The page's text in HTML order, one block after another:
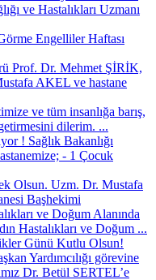
ve Hastalıkları Uzmanı
Engelliler Haftası
Prof. Dr. Mehmet ŞİRİK,
AKEL ve hastane
ve tüm insanlığa barış,
dilerim. ...
! Sağlık Bakanlığı
- 1 Çocuk
Olsun. Uzm. Dr. Mustafa
Başhekimi
ve Doğum Alanında
Hastalıkları ve Doğum ...
Günü Kutlu Olsun!
Yardımcılığı görevine
Dr. Betül SERTEL’e